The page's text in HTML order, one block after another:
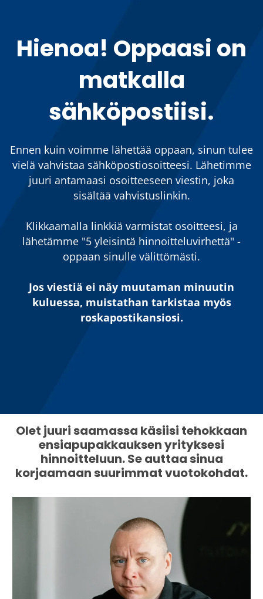
Hienoa! Oppaasi on
matkalla
sähköpostiisi.
Ennen kuin voimme lähettää oppaan, sinun tulee
vielä vahvistaa sähköpostiosoitteesi. Lähetimme
juuri antamaasi osoitteeseen viestin, joka
sisältää vahvistuslinkin.
Klikkaamalla linkkiä varmistat osoitteesi, ja
lähetämme "5 yleisintä hinnoitteluvirhettä" -
oppaan sinulle välittömästi.
Jos viestiä ei näy muutaman minuutin
kuluessa, muistathan tarkistaa myös
roskapostikansiosi.
Olet juuri saamassa käsiisi tehokkaan
ensiapupakkauksen yrityksesi
hinnoitteluun. Se auttaa sinua
korjaamaan suurimmat vuotokohdat.